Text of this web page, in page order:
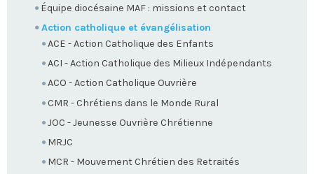
Équipe diocésaine MAF : missions et contact
Action catholique et évangélisation
ACE - Action Catholique des Enfants
ACI - Action Catholique des Milieux Indépendants
ACO - Action Catholique Ouvrière
CMR - Chrétiens dans le Monde Rural
JOC - Jeunesse Ouvrière Chrétienne
MRJC
MCR - Mouvement Chrétien des Retraités